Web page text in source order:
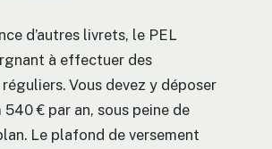
d’autres livrets, le PEL
à effectuer des
Vous devez y déposer
540 € par an, sous peine de
Le plafond de versement